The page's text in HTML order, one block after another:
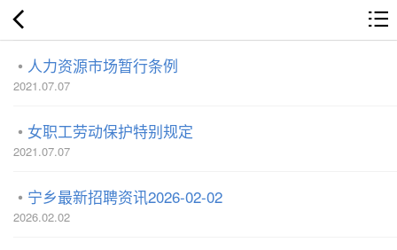
人力资源市场暂行条例
2021.07.07
女职工劳动保护特别规定
2021.07.07
宁乡最新招聘资讯2026-02-02
2026.02.02